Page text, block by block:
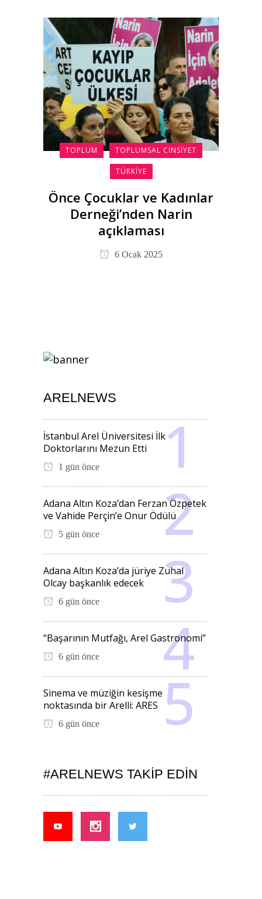
TOPLUM TOPLUMSAL CINSIYET
TÜRKIYE
Önce Çocuklar ve Kadınlar
Derneği’nden Narin
açıklaması
6 Ocak 2025
ARELNEWS
İstanbul Arel Üniversitesi İlk
Doktorlarını Mezun Etti
1 gün önce
Adana Altın Koza’dan Ferzan Özpetek
ve Vahide Perçin’e Onur Ödülü
5 gün önce
Adana Altın Koza’da jüriye Zuhal
Olcay başkanlık edecek
6 gün önce
“Başarının Mutfağı, Arel Gastronomi”
6 gün önce
Sinema ve müziğin kesişme
noktasında bir Arelli: ARES
6 gün önce
#ARELNEWS TAKIP EDIN